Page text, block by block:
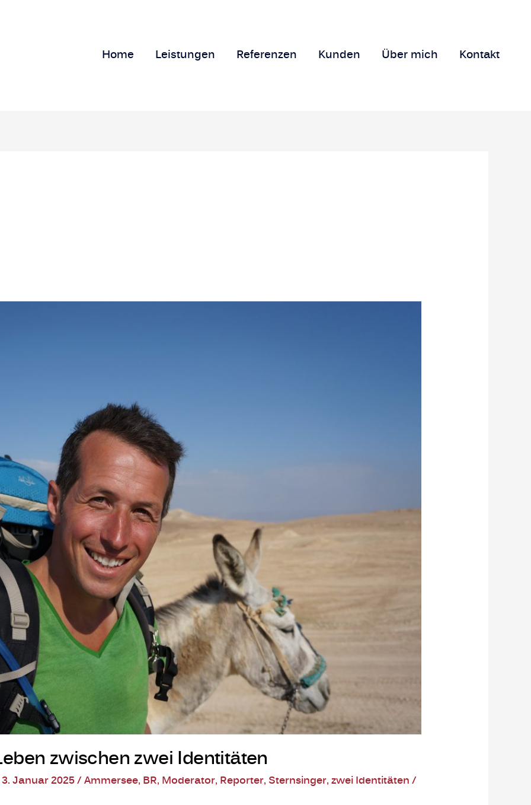
Home Leistungen Referenzen Kunden Über mich Kontakt
zwischen zwei Identitäten
3. Januar 2025/Ammersee, BR, Moderator, Reporter, Sternsinger,zwei Identitäten/